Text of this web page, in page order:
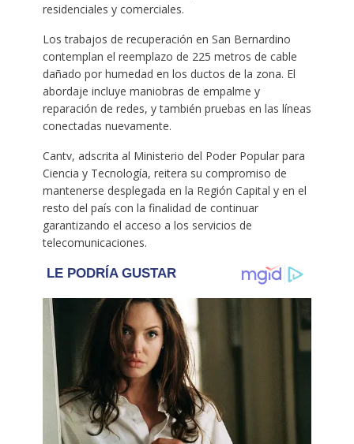
residenciales y comerciales.
Los trabajos de recuperación en San Bernardino
contemplan el reemplazo de 225 metros de cable
dañado por humedad en los ductos de la zona. El
abordaje incluye maniobras de empalme y
reparación de redes, y también pruebas en las líneas
conectadas nuevamente.
Cantv, adscrita al Ministerio del Poder Popular para
Ciencia y Tecnología, reitera su compromiso de
mantenerse desplegada en la Región Capital y en el
resto del país con la finalidad de continuar
garantizando el acceso a los servicios de
telecomunicaciones.